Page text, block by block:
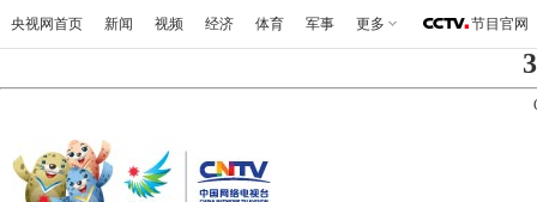
央视网首页 新闻 视频 经济 体育 军事 更多 节目官网